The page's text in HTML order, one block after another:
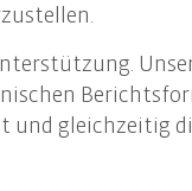
IT-Audits & -
IT-Compliance /
und gleichzeitig